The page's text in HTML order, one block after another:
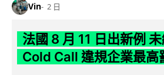
Vin 2 日
法國 8 月 11 日出新例
Cold Call 違規企業最高